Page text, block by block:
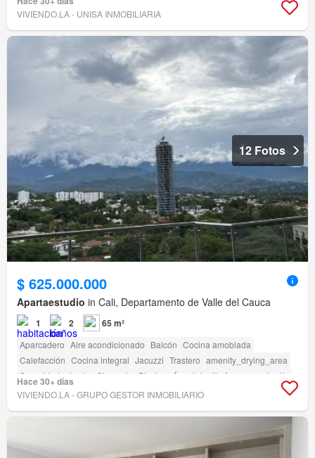
VIVIENDO.LA - UNISA INMOBILIARIA
12 Fotos
$ 625.000.000
Apartaestudio in Cali, Departamento de Valle del Cauca
1 2 65 m²
Aparcadero Aire acondicionado Balcón Cocina amoblada
Calefacción Cocina integral Jacuzzi Trastero amenity_drying_area
Seguridad privada
Gimnasio Piscina Área infantil Ascensor
Jardín
Vigilante
Hace 30+ días
VIVIENDO.LA - GRUPO GESTOR INMOBILIARIO